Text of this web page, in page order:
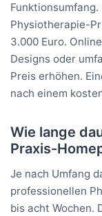
Physiotherapie-
3.000 Euro.
Designs oder
Preis erhöhen.
nach einem
Wie lange
Praxis-
Je nach Umfang
professionellen
bis acht Wochen.